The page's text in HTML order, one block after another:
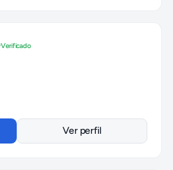
Verificado
Ver perfil